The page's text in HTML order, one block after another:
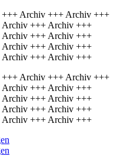
Archiv +++ Archiv +++
+++ Archiv +++
+++ Archiv +++
+++ Archiv +++
+++ Archiv +++
Archiv +++ Archiv +++
+++ Archiv +++
+++ Archiv +++
+++ Archiv +++
+++ Archiv +++